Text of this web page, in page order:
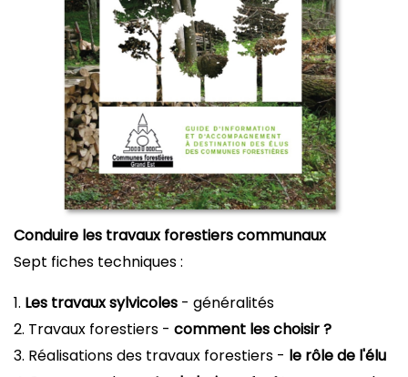
Conduire les travaux forestiers communaux
Sept fiches techniques :
1. Les travaux sylvicoles - généralités
2. Travaux forestiers - comment les choisir ?
3. Réalisations des travaux forestiers - le rôle de l'élu